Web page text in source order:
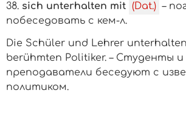
38. sich unterhalten mit (Dat.) –
побеседовать с кем-л.
Die Schüler und Lehrer
berühmten Politiker. – Студенты и
преподаватели беседуют с
политиком.